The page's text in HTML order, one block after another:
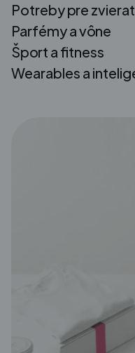
Potreby pre
Parfémy a vône
Šport a fitness
Wearables a